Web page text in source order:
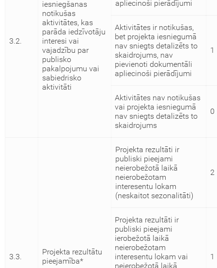
3.2.
iesniegšanas
notikušas
aktivitātes, kas
parāda iedzīvotāju
interesi vai
vajadzību par
publisko
pakalpojumu vai
sabiedrisko
aktivitāti
apliecinoši pierādījumi
Aktivitātes ir notikušas,
bet projekta iesniegumā
nav sniegts detalizēts to
skaidrojums, nav
pievienoti dokumentāli
apliecinoši pierādījumi
1
Aktivitātes nav notikušas
vai projekta iesniegumā
nav sniegts detalizēts to
skaidrojums
0
3.3.
Projekta rezultātu
pieejamība*
Projekta rezultāti ir
publiski pieejami
neierobežotā laikā
neierobežotam
interesentu lokam
(neskaitot sezonalitāti)
2
Projekta rezultāti ir
publiski pieejami
ierobežotā laikā
neierobežotam
interesentu lokam vai
neierobežotā laikā
1